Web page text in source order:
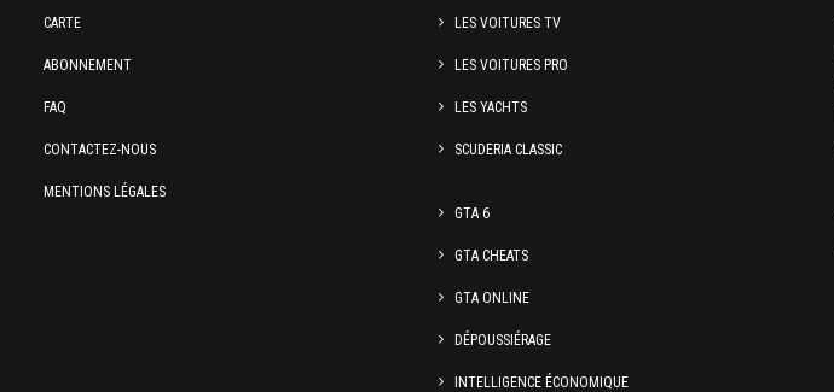
CARTE
ABONNEMENT
FAQ
CONTACTEZ-NOUS
MENTIONS LÉGALES
LES VOITURES TV
LES VOITURES PRO
LES YACHTS
SCUDERIA CLASSIC
GTA 6
GTA CHEATS
GTA ONLINE
DÉPOUSSIÉRAGE
INTELLIGENCE ÉCONOMIQUE